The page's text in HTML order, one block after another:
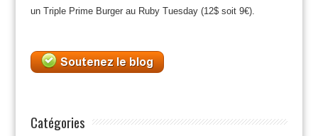
un Triple Prime Burger au Ruby Tuesday (12$ soit 9€).
Catégories